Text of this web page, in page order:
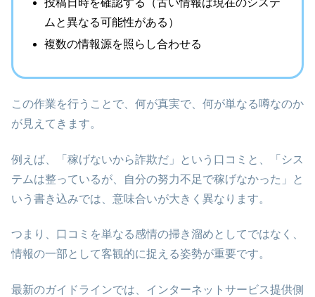
ムと異なる可能性がある）
複数の情報源を照らし合わせる
この作業を行うことで、何が真実で、何が単なる噂なのか
が見えてきます。
例えば、「稼げないから詐欺だ」という口コミと、「シス
テムは整っているが、自分の努力不足で稼げなかった」と
いう書き込みでは、意味合いが大きく異なります。
つまり、口コミを単なる感情の掃き溜めとしてではなく、
情報の一部として客観的に捉える姿勢が重要です。
最新のガイドラインでは、インターネットサービス提供側